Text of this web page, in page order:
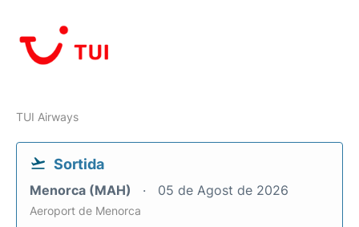
TUI Airways
Sortida
Menorca (MAH) 05 de Agost de 2026
Aeroport de Menorca